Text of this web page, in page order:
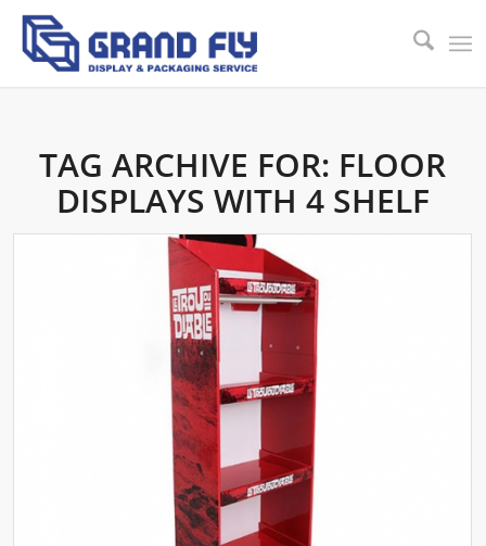
TAG ARCHIVE FOR: FLOOR
DISPLAYS WITH 4 SHELF